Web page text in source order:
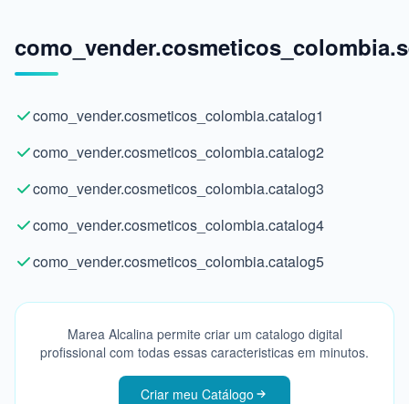
como_vender.cosmeticos_colombia.catalog1
como_vender.cosmeticos_colombia.catalog2
como_vender.cosmeticos_colombia.catalog3
como_vender.cosmeticos_colombia.catalog4
como_vender.cosmeticos_colombia.catalog5
Marea Alcalina permite criar um catalogo digital
profissional com todas essas caracteristicas em minutos.
Criar meu Catálogo